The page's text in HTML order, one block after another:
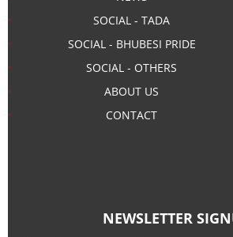
SOCIAL - TADA
SOCIAL - BHUBESI PRIDE
SOCIAL - OTHERS
ABOUT US
CONTACT
NEWSLETTER